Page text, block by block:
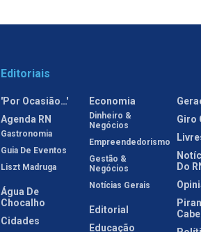
Editoriais
'Por Ocasião…'
Agenda RN
Gastronomia
Guia De Eventos
Liszt Madruga
Água De
Chocalho
Cidades
Economia
Dinheiro &
Negócios
Empreendedorismo
Gestão &
Negócios
Notícias Gerais
Editorial
Educação
Giro
Do